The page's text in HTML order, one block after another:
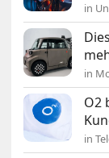
in
in
O2
in